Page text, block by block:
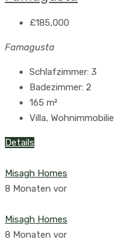
£185,000
Famagusta
Schlafzimmer: 3
Badezimmer: 2
165 m²
Villa, Wohnimmobilie
Details
Misagh Homes
8 Monaten vor
Misagh Homes
8 Monaten vor